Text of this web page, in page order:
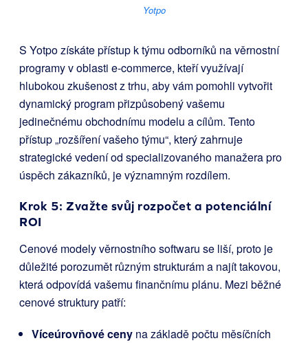
Yotpo
S Yotpo získáte přístup k týmu odborníků na věrnostní
programy v oblasti e-commerce, kteří využívají
hlubokou zkušenost z trhu, aby vám pomohli vytvořit
dynamický program přizpůsobený vašemu
jedinečnému obchodnímu modelu a cílům. Tento
přístup „rozšíření vašeho týmu“, který zahrnuje
strategické vedení od specializovaného manažera pro
úspěch zákazníků, je významným rozdílem.
Krok 5: Zvažte svůj rozpočet a potenciální
ROI
Cenové modely věrnostního softwaru se liší, proto je
důležité porozumět různým strukturám a najít takovou,
která odpovídá vašemu finančnímu plánu. Mezi běžné
cenové struktury patří:
Víceúrovňové ceny na základě počtu měsíčních